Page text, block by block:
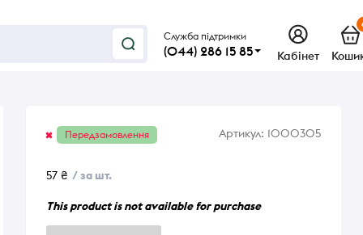
Служба підтримки
(044) 286 15 85 Кабінет
Передзамовлення Артикул: 1000305
57 ₴ / за шт.
This product is not available for purchase